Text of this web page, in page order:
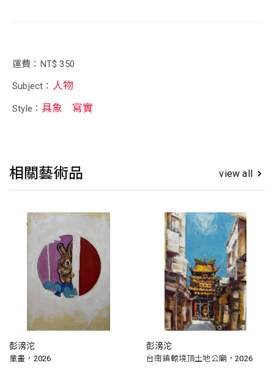
運費：NT$ 350
Subject： 人物
Style： 具象 寫實
相關藝術品 view all
彭滂沱
童畫，2026
彭滂沱
台南鎮轅境頂土地公廟，2026